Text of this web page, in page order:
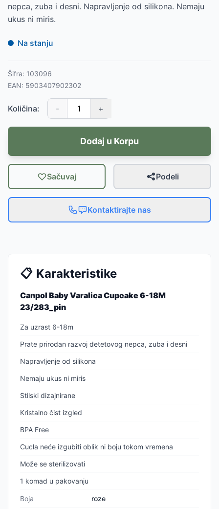
nepca, zuba i desni. Napravljenje od silikona. Nemaju
ukus ni miris.
Na stanju
Šifra: 103096
EAN: 5903407902302
Količina: - +
Dodaj u Korpu
Sačuvaj Podeli
Kontaktirajte nas
📋 Karakteristike
Canpol Baby Varalica Cupcake 6-18M
23/283_pin
Za uzrast 6-18m
Prate prirodan razvoj detetovog nepca, zuba i desni
Napravljenje od silikona
Nemaju ukus ni miris
Stilski dizajnirane
Kristalno čist izgled
BPA Free
Cucla neće izgubiti oblik ni boju tokom vremena
Može se sterilizovati
1 komad u pakovanju
Boja roze